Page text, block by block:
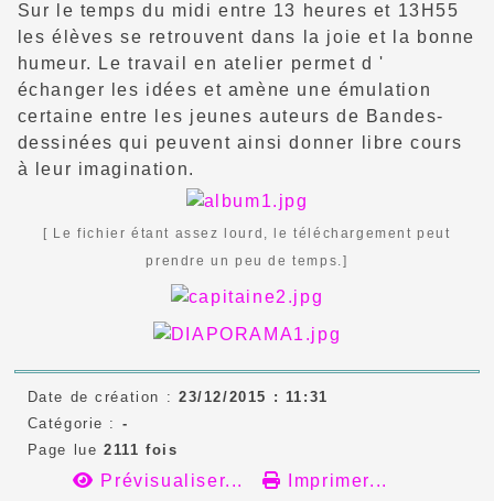
Sur le temps du midi entre 13 heures et 13H55
les élèves se retrouvent dans la joie et la bonne
humeur. Le travail en atelier permet d '
échanger les idées et amène une émulation
certaine entre les jeunes auteurs de Bandes-
dessinées qui peuvent ainsi donner libre cours
à leur imagination.
[ Le fichier étant assez lourd, le téléchargement peut
prendre un peu de temps.]
Date de création : 23/12/2015 : 11:31
Catégorie : -
Page lue 2111 fois
Prévisualiser... Imprimer...